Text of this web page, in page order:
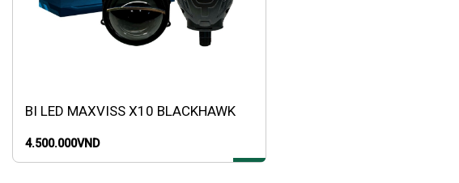
BI LED MAXVISS X10 BLACKHAWK
4.500.000VND